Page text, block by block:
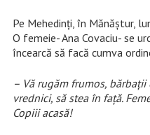
Pe Mehedinți, în Mănăștur,
O femeie- Ana Covaciu- se
încearcă să facă cumva
– Vă rugăm frumos,
vrednici, să stea în față.
Copiii acasă!